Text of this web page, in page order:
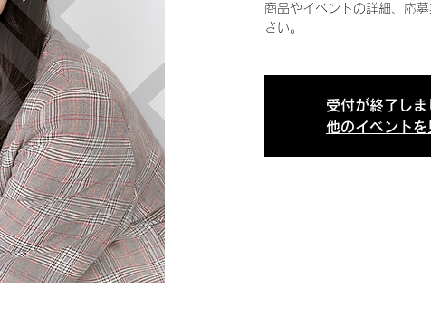
商品やイベントの詳細、応
さい。
受付が終了しま
他のイベントを